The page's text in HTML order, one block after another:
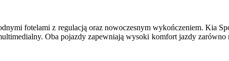
fotelami z regulacją oraz nowoczesnym wykończeniem. Kia
Oba pojazdy zapewniają wysoki komfort jazdy zarówno